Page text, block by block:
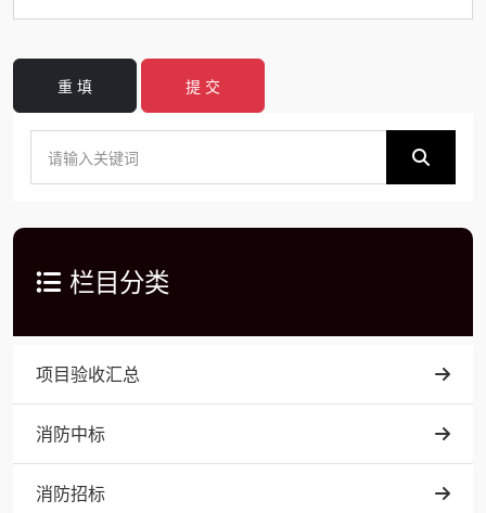
重 填 提 交
栏目分类
项目验收汇总
消防中标
消防招标